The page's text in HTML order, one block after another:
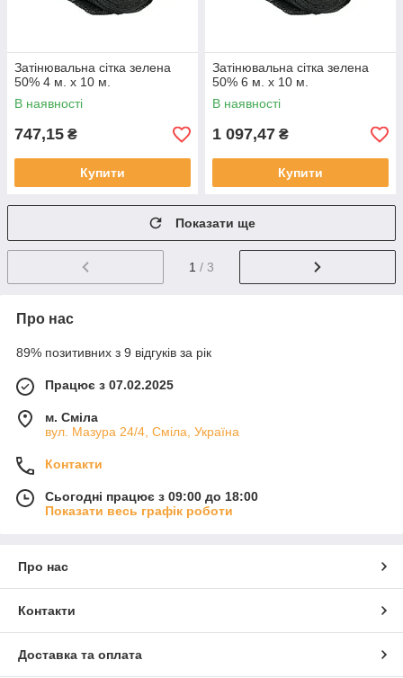
Затінювальна сітка зелена
50% 4 м. х 10 м.
В наявності
747,15 ₴
Купити
Затінювальна сітка зелена
50% 6 м. х 10 м.
В наявності
1 097,47 ₴
Купити
Показати ще
1 / 3
Про нас
89% позитивних з 9 відгуків за рік
Працює з 07.02.2025
м. Сміла
вул. Мазура 24/4, Сміла, Україна
Контакти
Сьогодні працює з 09:00 до 18:00
Показати весь графік роботи
Про нас
Контакти
Доставка та оплата